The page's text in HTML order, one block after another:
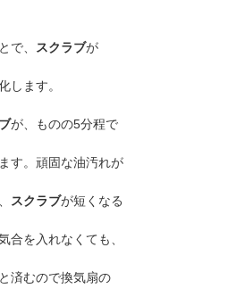
で、 スクラブが
します。
が、ものの5分程で
す。頑固な油汚れが
スクラブが短くなる
合を入れなくても、
済むので換気扇の